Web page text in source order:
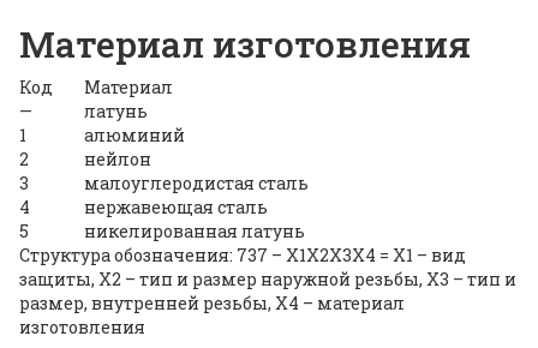
Материал изготовления
Код
Материал
—
латунь
1
алюминий
2
нейлон
3
малоуглеродистая сталь
4
нержавеющая сталь
5
никелированная латунь
Структура обозначения: 737 – X1X2X3X4 = Х1 – вид
защиты, Х2 – тип и размер наружной резьбы, Х3 – тип и
размер, внутренней резьбы, Х4 – материал
изготовления